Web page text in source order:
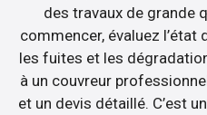
des travaux de grande
commencer, évaluez
les fuites et les
à un couvreur
et un devis détaillé. C’est